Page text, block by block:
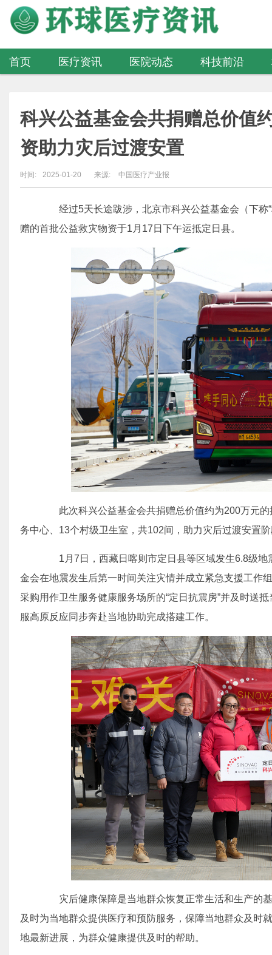
首页 医疗资讯 医院动态 科技前沿
科兴公益基金会共捐赠总价值
资助力灾后过渡安置
时间: 2025-01-20 来源: 中国医疗产业报
经过5天长途跋涉，北京市科兴公益基金会（下称“
赠的首批公益救灾物资于1月17日下午运抵定日县。
此次科兴公益基金会共捐赠总价值约为200万元的
务中心、13个村级卫生室，共102间，助力灾后过渡安置
1月7日，西藏日喀则市定日县等区域发生6.8级地
金会在地震发生后第一时间关注灾情并成立紧急支援工作
采购用作卫生服务健康服务场所的“定日抗震房”并及时送
服高原反应同步奔赴当地协助完成搭建工作。
灾后健康保障是当地群众恢复正常生活和生产的
及时为当地群众提供医疗和预防服务，保障当地群众及时
地最新进展，为群众健康提供及时的帮助。